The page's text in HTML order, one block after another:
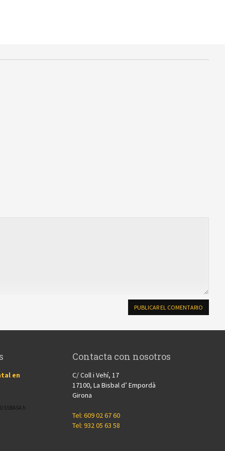
en
h
Contacta con nosotros
C/ Coll i Vehí, 17
17100, La Bisbal d’ Empordà
Girona
Tel: 609 02 67 60
Tel: 932 05 63 58